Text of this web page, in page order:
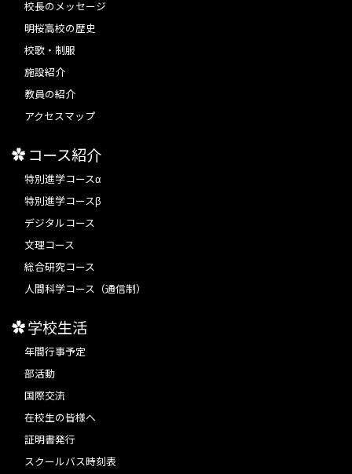
校長のメッセージ
明桜高校の歴史
校歌・制服
施設紹介
教員の紹介
アクセスマップ
コース紹介
特別進学コースα
特別進学コースβ
デジタルコース
文理コース
総合研究コース
人間科学コース（通信制）
学校生活
年間行事予定
部活動
国際交流
在校生の皆様へ
証明書発行
スクールバス時刻表